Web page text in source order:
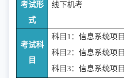
考试形
式
线下机考
考试科
目
科目 1：信息系统项
科目 2：信息系统项
科目3：信息系统项